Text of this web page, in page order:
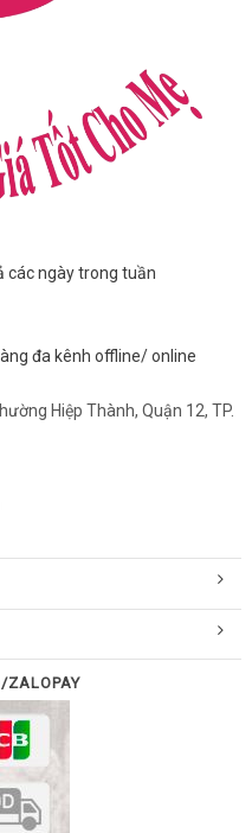
các ngày trong tuần
đa kênh offline/ online
Hiệp Thành, Quận 12, TP.
ZALOPAY